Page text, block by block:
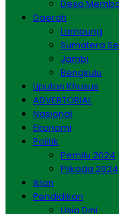
Desa
Daerah
Lampung
Sumatera
Jambi
Bengkulu
Liputan Khusus
ADVERTORIAL
Nasional
Ekonomi
Politik
Pemilu 2024
Pilkada 2024
Iklan
Pendidikan
Usia Dini